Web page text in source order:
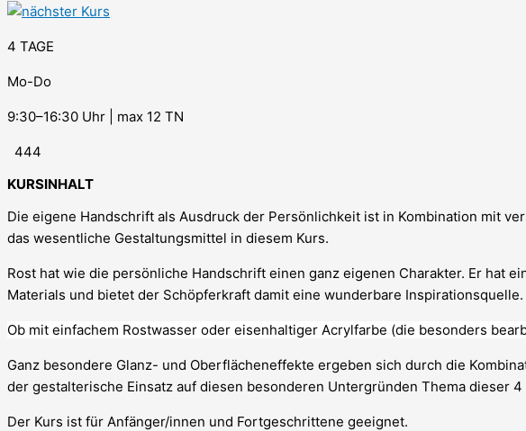
4 TAGE
Mo-Do
9:30–16:30 Uhr | max 12 TN
444
KURSINHALT
Die eigene Handschrift als Ausdruck der Persönlichkeit ist in Kombination mit
das wesentliche Gestaltungsmittel in diesem Kurs.
Rost hat wie die persönliche Handschrift einen ganz eigenen Charakter. Er hat
Materials und bietet der Schöpferkraft damit eine wunderbare
Ob mit einfachem Rostwasser oder eisenhaltiger Acrylfarbe (die besonders
Ganz besondere Glanz- und Oberflächeneffekte ergeben sich durch die
der gestalterische Einsatz auf diesen besonderen Untergründen Thema dieser 4
Der Kurs ist für Anfänger/innen und Fortgeschrittene geeignet.